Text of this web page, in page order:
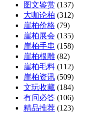
图文鉴赏 (137)
大咖论柏 (312)
崖柏价格 (79)
崖柏展会 (135)
崖柏手串 (158)
崖柏根雕 (82)
崖柏毛料 (112)
崖柏资讯 (509)
文玩收藏 (184)
有问必答 (106)
精品推荐 (123)